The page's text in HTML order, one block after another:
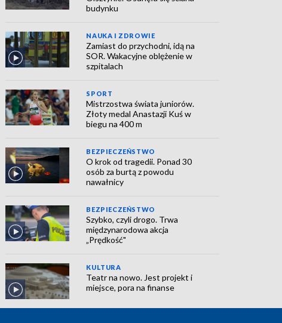
budynku
NAUKA I ZDROWIE
Zamiast do przychodni, idą na
SOR. Wakacyjne oblężenie w
szpitalach
SPORT
Mistrzostwa świata juniorów.
Złoty medal Anastazji Kuś w
biegu na 400 m
BEZPIECZEŃSTWO
O krok od tragedii. Ponad 30
osób za burtą z powodu
nawałnicy
BEZPIECZEŃSTWO
Szybko, czyli drogo. Trwa
międzynarodowa akcja
„Prędkość"
KULTURA
Teatr na nowo. Jest projekt i
miejsce, pora na finanse